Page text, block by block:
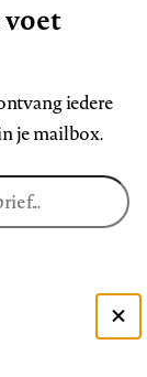
iedere
je mailbox.